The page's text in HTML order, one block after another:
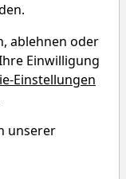
ablehnen oder
Einwilligung
Einstellungen
unserer